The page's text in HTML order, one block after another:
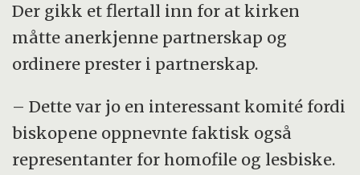
Der gikk et flertall inn for at kirken
måtte anerkjenne partnerskap og
ordinere prester i partnerskap.
– Dette var jo en interessant komité fordi
biskopene oppnevnte faktisk også
representanter for homofile og lesbiske.